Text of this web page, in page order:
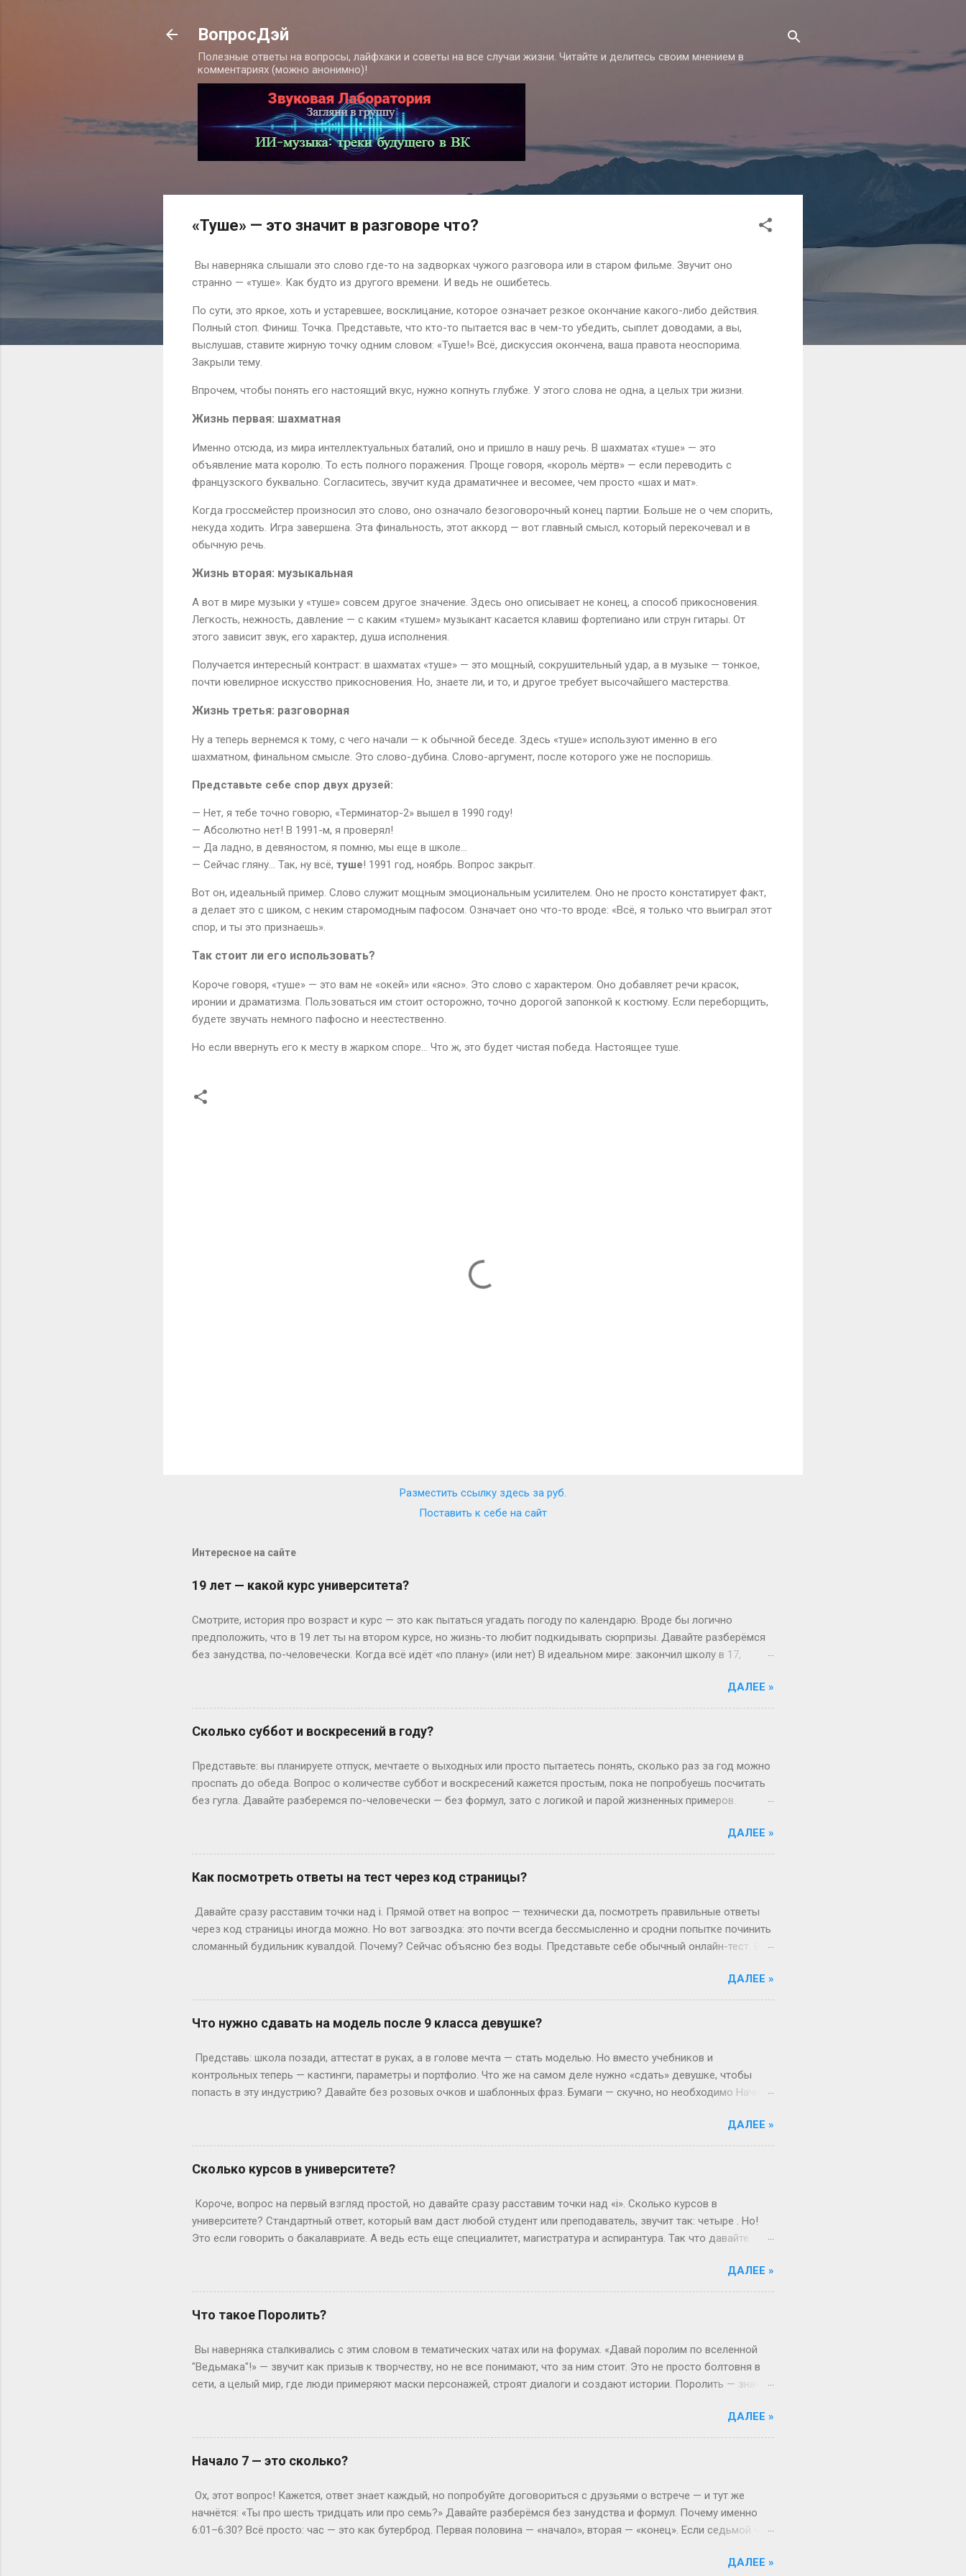
ВопросДэй
Полезные ответы на вопросы, лайфхаки и советы на все случаи жизни. Читайте и делитесь своим мнением в
комментариях (можно анонимно)!
«Туше» — это значит в разговоре что?
Вы наверняка слышали это слово где-то на задворках чужого разговора или в старом фильме. Звучит оно
странно — «туше». Как будто из другого времени. И ведь не ошибетесь.
По сути, это яркое, хоть и устаревшее, восклицание, которое означает резкое окончание какого-либо действия.
Полный стоп. Финиш. Точка. Представьте, что кто-то пытается вас в чем-то убедить, сыплет доводами, а вы,
выслушав, ставите жирную точку одним словом: «Туше!» Всё, дискуссия окончена, ваша правота неоспорима.
Закрыли тему.
Впрочем, чтобы понять его настоящий вкус, нужно копнуть глубже. У этого слова не одна, а целых три жизни.
Жизнь первая: шахматная
Именно отсюда, из мира интеллектуальных баталий, оно и пришло в нашу речь. В шахматах «туше» — это
объявление мата королю. То есть полного поражения. Проще говоря, «король мёртв» — если переводить с
французского буквально. Согласитесь, звучит куда драматичнее и весомее, чем просто «шах и мат».
Когда гроссмейстер произносил это слово, оно означало безоговорочный конец партии. Больше не о чем спорить,
некуда ходить. Игра завершена. Эта финальность, этот аккорд — вот главный смысл, который перекочевал и в
обычную речь.
Жизнь вторая: музыкальная
А вот в мире музыки у «туше» совсем другое значение. Здесь оно описывает не конец, а способ прикосновения.
Легкость, нежность, давление — с каким «тушем» музыкант касается клавиш фортепиано или струн гитары. От
этого зависит звук, его характер, душа исполнения.
Получается интересный контраст: в шахматах «туше» — это мощный, сокрушительный удар, а в музыке — тонкое,
почти ювелирное искусство прикосновения. Но, знаете ли, и то, и другое требует высочайшего мастерства.
Жизнь третья: разговорная
Ну а теперь вернемся к тому, с чего начали — к обычной беседе. Здесь «туше» используют именно в его
шахматном, финальном смысле. Это слово-дубина. Слово-аргумент, после которого уже не поспоришь.
Представьте себе спор двух друзей:
— Нет, я тебе точно говорю, «Терминатор-2» вышел в 1990 году!
— Абсолютно нет! В 1991-м, я проверял!
— Да ладно, в девяностом, я помню, мы еще в школе...
— Сейчас гляну... Так, ну всё, туше! 1991 год, ноябрь. Вопрос закрыт.
Вот он, идеальный пример. Слово служит мощным эмоциональным усилителем. Оно не просто констатирует факт,
а делает это с шиком, с неким старомодным пафосом. Означает оно что-то вроде: «Всё, я только что выиграл этот
спор, и ты это признаешь».
Так стоит ли его использовать?
Короче говоря, «туше» — это вам не «окей» или «ясно». Это слово с характером. Оно добавляет речи красок,
иронии и драматизма. Пользоваться им стоит осторожно, точно дорогой запонкой к костюму. Если переборщить,
будете звучать немного пафосно и неестественно.
Но если ввернуть его к месту в жарком споре... Что ж, это будет чистая победа. Настоящее туше.
Разместить ссылку здесь за руб.
Поставить к себе на сайт
Интересное на сайте
19 лет — какой курс университета?
Смотрите, история про возраст и курс — это как пытаться угадать погоду по календарю. Вроде бы логично
предположить, что в 19 лет ты на втором курсе, но жизнь-то любит подкидывать сюрпризы. Давайте разберёмся
без занудства, по-человечески. Когда всё идёт «по плану» (или нет) В идеальном мире: закончил школу в 17,
не туда. Вот Сергей из Новосибирска: отучился год, ушёл в армию, вернулся — и теперь он первокурсник в 19, а
одноклассники уже на третьем. Или Мария из Испании: взяла gap year, работала в хостеле на Бали, а теперь
штурмует лекции по философии, пока её ровесники пишут курсовые. Кстати, в Германии вообще 13 классов в
школе — представьте, как обидно: тебе 19, а ты только получил школьный аттестат. Зато в Японии некоторые уже
вносит коррективы. Допустим, Иван с первого к...
ДАЛЕЕ »
Сколько суббот и воскресений в году?
Представьте: вы планируете отпуск, мечтаете о выходных или просто пытаетесь понять, сколько раз за год можно
проспать до обеда. Вопрос о количестве суббот и воскресений кажется простым, пока не попробуешь посчитать
без гугла. Давайте разберемся по-человечески — без формул, зато с логикой и парой жизненных примеров.
остатке. То есть суббот и воскресений выходит по 52 штуки. Но тут же мозг вопрошает: «А куда делся тот самый
лишний день?» Всё просто: он прицепляется к следующему году, сдвигая старт. Например, если 1 января —
понедельник, то следующий год начнется со вторника. Вот и вся магия. А если год високосный? Тут уже веселее
366 дней делим на 7 — получаем 52 недели и 2 дня «сверху». Теперь вопрос: могут ли эти два дня оказаться
Выходных будет по 53. Но так везёт нечасто...
ДАЛЕЕ »
Как посмотреть ответы на тест через код страницы?
Давайте сразу расставим точки над i. Прямой ответ на вопрос — технически да, посмотреть правильные ответы
через код страницы иногда можно. Но вот загвоздка: это почти всегда бессмысленно и сродни попытке починить
сломанный будильник кувалдой. Почему? Сейчас объясню без воды. Представьте себе обычный онлайн-тест. Вы
страницы действительно живут данные — ваши ответы и, гипотетически, правильные варианты. Однако, и это
ключевое «однако», современные сайты редко хранят что-то ценное прямо в HTML, который вы видите, открыв
инспектор. Где же тогда прячутся ответы? Вот и нет их там! Во всяком случае, в том виде, в каком хотелось бы.
Раньше, в эпоху статических сайтов, ответы можно было случайно напасть в HTML-коде. Сегодня всё иначе.
Данные теперь загружаются динамически, после нажатия кнопки. Представьте, что страница — это просто пустая
рамка для картины. Саму картину (ваши вопросы и ...
ДАЛЕЕ »
Что нужно сдавать на модель после 9 класса девушке?
Представь: школа позади, аттестат в руках, а в голове мечта — стать моделью. Но вместо учебников и
контрольных теперь — кастинги, параметры и портфолио. Что же на самом деле нужно «сдать» девушке, чтобы
попасть в эту индустрию? Давайте без розовых очков и шаблонных фраз. Бумаги — скучно, но необходимо Начнём
а закончила 9 классов. Аттестат, паспорт (или свидетельство о рождении), справка от врача, что здоровье
позволяет бегать по съёмкам. И да, если тебе нет 18, подпись родителей — как билет в этот мир. Но это всё
формальности. Настоящие испытания — впереди. Рост, вес и другие цифры: где правда, а где мифы? «Ты должна
быть высокой, худой и идеальной» — эту фразу слышат все. Но давай честно: индустрия меняется. Да, для
весишь 55 кг — окей, но если 60 кг и при этом выг...
ДАЛЕЕ »
Сколько курсов в университете?
Короче, вопрос на первый взгляд простой, но давайте сразу расставим точки над «i». Сколько курсов в
университете? Стандартный ответ, который вам даст любой студент или преподаватель, звучит так: четыре . Но!
Это если говорить о бакалавриате. А ведь есть еще специалитет, магистратура и аспирантура. Так что давайте
человечески. Классика жанра: бакалавриат Представьте себе обычного парня, который поступил после школы.
Сколько он будет грызть гранит науки? Четыре года. Это четыре курса: первый – самый веселый и страшный,
второй – уже с опытом, третий – экватор, и четвертый – финишная прямая с дипломом. Вот так работает
стандартная программа высшего образования в России. Четыре года пролетают как один миг, поверьте! А если
будущие врачи, инженеры или сотрудники спецслужб. Для них существуе...
ДАЛЕЕ »
Что такое Поролить?
Вы наверняка сталкивались с этим словом в тематических чатах или на форумах. «Давай поролим по вселенной
"Ведьмака"!» — звучит как призыв к творчеству, но не все понимают, что за ним стоит. Это не просто болтовня в
сети, а целый мир, где люди примеряют маски персонажей, строят диалоги и создают истории. Поролить — значит
ролевая кухня Слово «поролить» — производное от «ролевить», которое, в свою очередь, выросло из субкультуры
ролевиков. Если раньше ролевые игры ассоциировались с настолками или живыми действиями в лесу, то теперь
они перекочевали в онлайн-пространство. «По-» здесь — как приставка действия: не просто играть, а активно
когда даже развлечения требуют навыков. Казалось бы, парадокс: чтобы «ничего не делать» (с точки зрения
постороннего), нужно уметь имп...
ДАЛЕЕ »
Начало 7 — это сколько?
Ох, этот вопрос! Кажется, ответ знает каждый, но попробуйте договориться с друзьями о встрече — и тут же
начнётся: «Ты про шесть тридцать или про семь?» Давайте разберёмся без занудства и формул. Почему именно
6:01–6:30? Всё просто: час — это как бутерброд. Первая половина — «начало», вторая — «конец». Если седьмой час
седьмого», а вы уже с 6:01 поглядываете в окно — вдруг заскочат на чай пораньше? Но жизнь — не математика.
ДАЛЕЕ »